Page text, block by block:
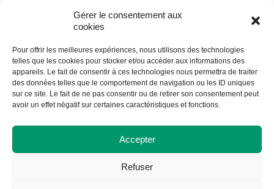
Gérer le consentement aux
cookies
Pour offrir les meilleures expériences, nous utilisons des technologies
telles que les cookies pour stocker et/ou accéder aux informations des
appareils. Le fait de consentir à ces technologies nous permettra de traiter
des données telles que le comportement de navigation ou les ID uniques
sur ce site. Le fait de ne pas consentir ou de retirer son consentement peut
avoir un effet négatif sur certaines caractéristiques et fonctions.
Accepter
Refuser
Retour à la liste des actualités
Cégep de St-Félicien